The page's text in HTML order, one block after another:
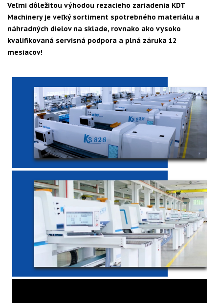
Veľmi dôležitou výhodou rezacieho zariadenia KDT
Machinery je veľký sortiment spotrebného materiálu a
náhradných dielov na sklade, rovnako ako vysoko
kvalifikovaná servisná podpora a plná záruka 12
mesiacov!